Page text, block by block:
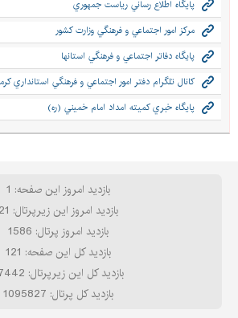
پايگاه اطلاع رساني رياست جمهوري
مركز امور اجتماعي و فرهنگي وزارت كشور
پايگاه دفاتر اجتماعي و فرهنگي استانها
كانال تلگرام دفتر امور اجتماعي و فرهنگي استانداري
پايگاه خبري كميته امداد امام خميني (ره)
بازدید امروز این صفحه: 1
بازدید امروز این زیرپرتال: 21
بازدید امروز پرتال: 1586
بازدید کل این صفحه: 121
بازدید کل این زیرپرتال: 17442
بازدید کل پرتال: 1095827